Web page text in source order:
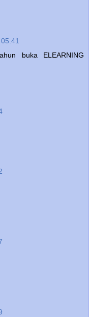
buka ELEARNING